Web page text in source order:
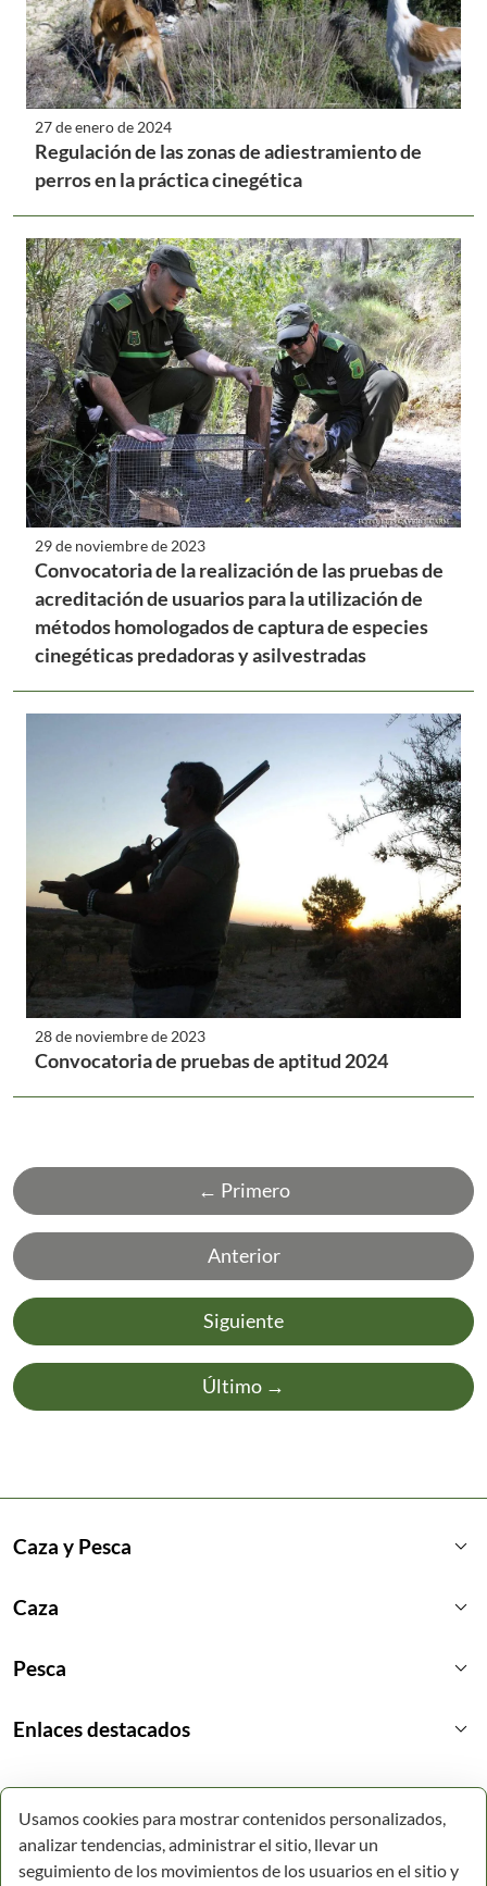
27 de enero de 2024
Regulación de las zonas de adiestramiento de
perros en la práctica cinegética
29 de noviembre de 2023
Convocatoria de la realización de las pruebas de
acreditación de usuarios para la utilización de
métodos homologados de captura de especies
cinegéticas predadoras y asilvestradas
28 de noviembre de 2023
Convocatoria de pruebas de aptitud 2024
← Primero
Anterior
Siguiente
Último →
Caza y Pesca keyboard_arrow_down
Caza keyboard_arrow_down
Pesca keyboard_arrow_down
Enlaces destacados keyboard_arrow_down
Usamos cookies para mostrar contenidos personalizados,
analizar tendencias, administrar el sitio, llevar un
seguimiento de los movimientos de los usuarios en el sitio y